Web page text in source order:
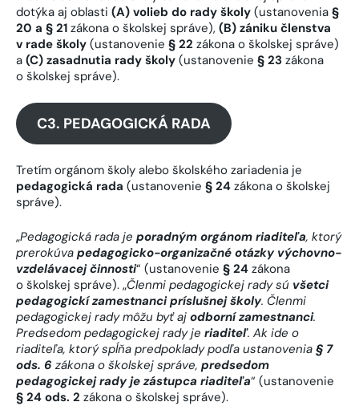
dotýka aj oblasti (A) volieb do rady školy (ustanovenia §
20 a § 21 zákona o školskej správe), (B) zániku členstva
v rade školy (ustanovenie § 22 zákona o školskej správe)
a (C) zasadnutia rady školy (ustanovenie § 23 zákona
o školskej správe).
C3. PEDAGOGICKÁ RADA
Tretím orgánom školy alebo školského zariadenia je
pedagogická rada (ustanovenie § 24 zákona o školskej
správe).
„Pedagogická rada je poradným orgánom riaditeľa, ktorý
prerokúva pedagogicko-organizačné otázky výchovno-
vzdelávacej činnosti“ (ustanovenie § 24 zákona
o školskej správe). „Členmi pedagogickej rady sú všetci
pedagogickí zamestnanci príslušnej školy. Členmi
pedagogickej rady môžu byť aj odborní zamestnanci.
Predsedom pedagogickej rady je riaditeľ. Ak ide o
riaditeľa, ktorý spĺňa predpoklady podľa ustanovenia § 7
ods. 6 zákona o školskej správe, predsedom
pedagogickej rady je zástupca riaditeľa“ (ustanovenie
§ 24 ods. 2 zákona o školskej správe).